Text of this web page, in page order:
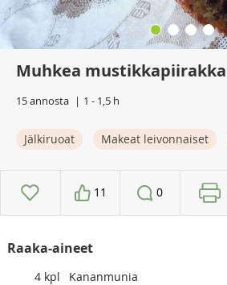
Muhkea mustikkapiirakka
15 annosta 1 - 1,5 h
Jälkiruoat Makeat leivonnaiset
11 0
Raaka-aineet
4 kpl
Kananmunia